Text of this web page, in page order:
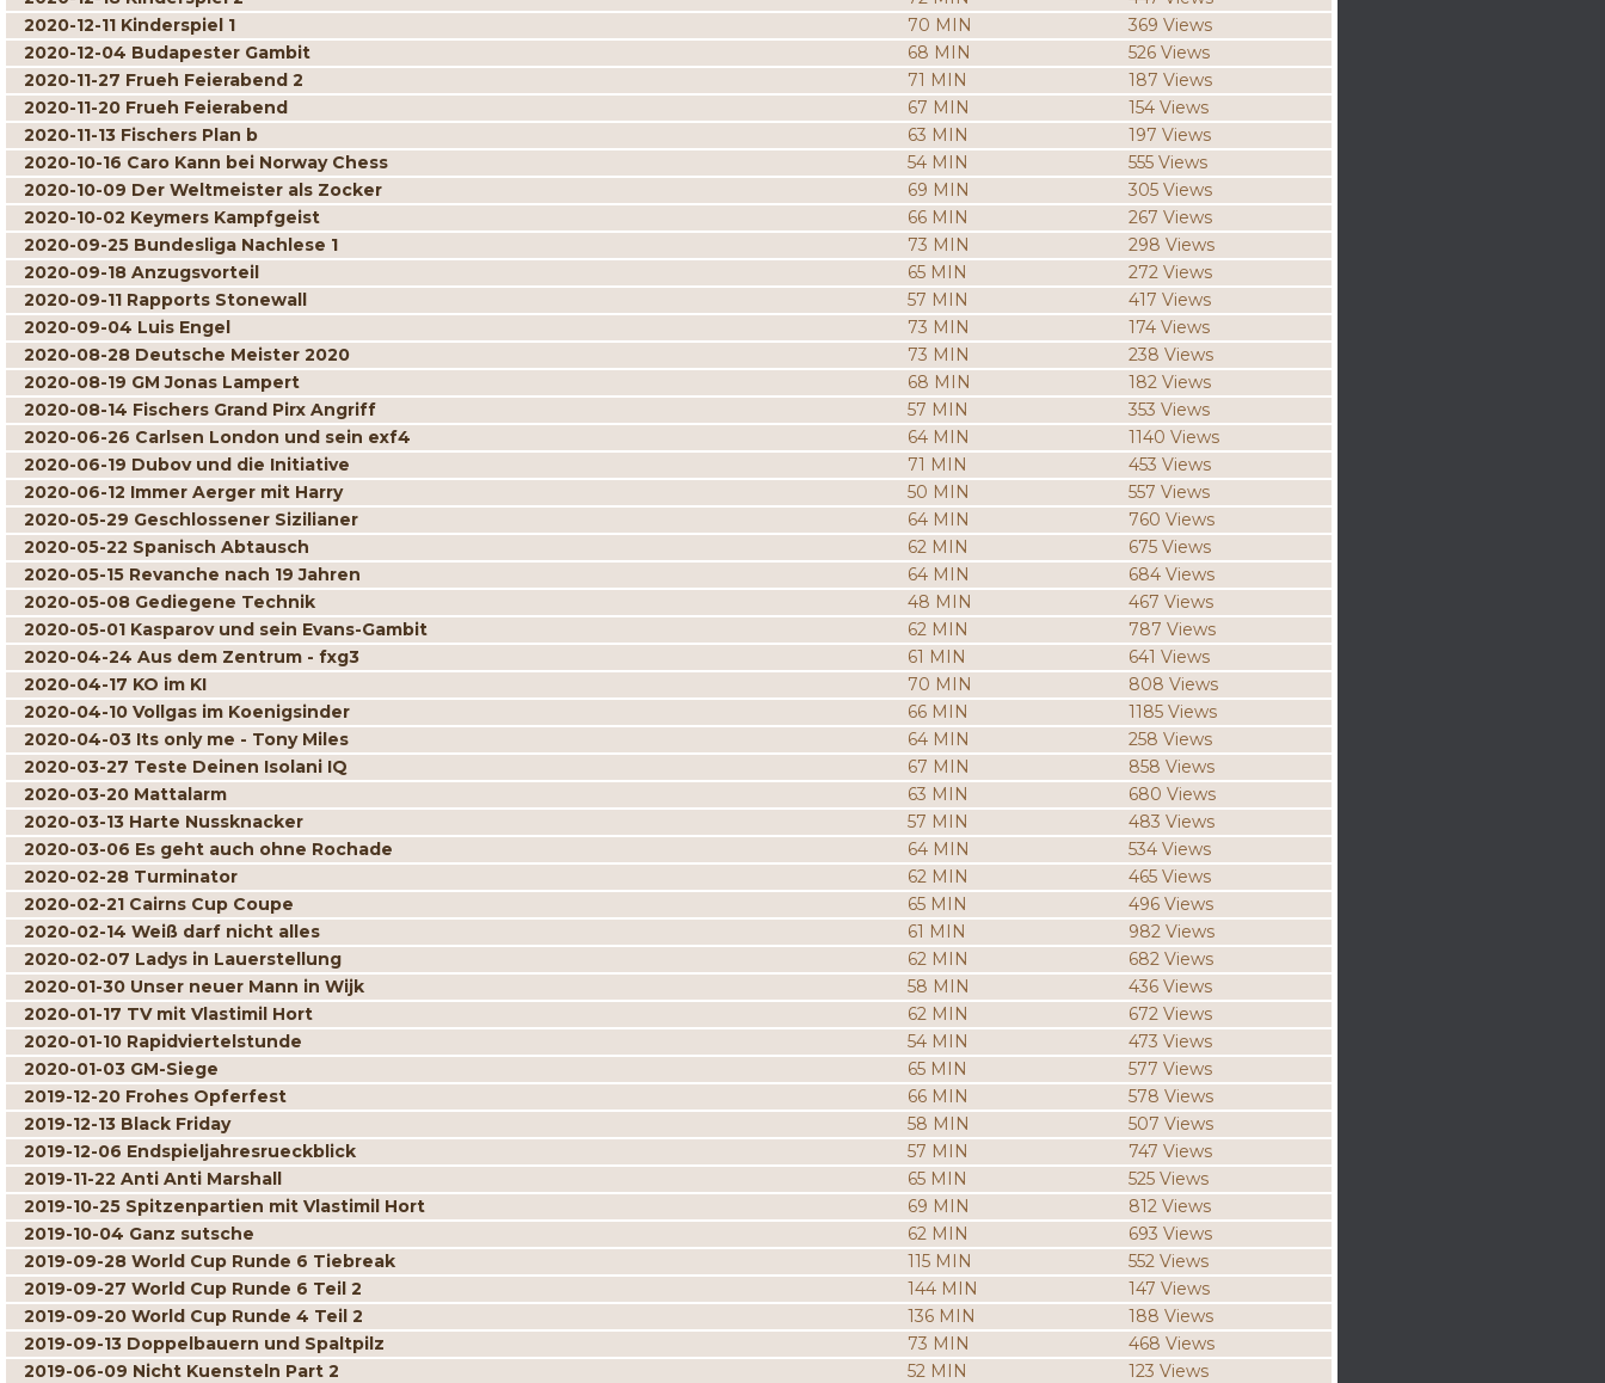
2020-12-11 Kinderspiel 1
70 MIN
369 Views
2020-12-04 Budapester Gambit
68 MIN
526 Views
2020-11-27 Frueh Feierabend 2
71 MIN
187 Views
2020-11-20 Frueh Feierabend
67 MIN
154 Views
2020-11-13 Fischers Plan b
63 MIN
197 Views
2020-10-16 Caro Kann bei Norway Chess
54 MIN
555 Views
2020-10-09 Der Weltmeister als Zocker
69 MIN
305 Views
2020-10-02 Keymers Kampfgeist
66 MIN
267 Views
2020-09-25 Bundesliga Nachlese 1
73 MIN
298 Views
2020-09-18 Anzugsvorteil
65 MIN
272 Views
2020-09-11 Rapports Stonewall
57 MIN
417 Views
2020-09-04 Luis Engel
73 MIN
174 Views
2020-08-28 Deutsche Meister 2020
73 MIN
238 Views
2020-08-19 GM Jonas Lampert
68 MIN
182 Views
2020-08-14 Fischers Grand Pirx Angriff
57 MIN
353 Views
2020-06-26 Carlsen London und sein exf4
64 MIN
1140 Views
2020-06-19 Dubov und die Initiative
71 MIN
453 Views
2020-06-12 Immer Aerger mit Harry
50 MIN
557 Views
2020-05-29 Geschlossener Sizilianer
64 MIN
760 Views
2020-05-22 Spanisch Abtausch
62 MIN
675 Views
2020-05-15 Revanche nach 19 Jahren
64 MIN
684 Views
2020-05-08 Gediegene Technik
48 MIN
467 Views
2020-05-01 Kasparov und sein Evans-Gambit
62 MIN
787 Views
2020-04-24 Aus dem Zentrum - fxg3
61 MIN
641 Views
2020-04-17 KO im KI
70 MIN
808 Views
2020-04-10 Vollgas im Koenigsinder
66 MIN
1185 Views
2020-04-03 Its only me - Tony Miles
64 MIN
258 Views
2020-03-27 Teste Deinen Isolani IQ
67 MIN
858 Views
2020-03-20 Mattalarm
63 MIN
680 Views
2020-03-13 Harte Nussknacker
57 MIN
483 Views
2020-03-06 Es geht auch ohne Rochade
64 MIN
534 Views
2020-02-28 Turminator
62 MIN
465 Views
2020-02-21 Cairns Cup Coupe
65 MIN
496 Views
2020-02-14 Weiß darf nicht alles
61 MIN
982 Views
2020-02-07 Ladys in Lauerstellung
62 MIN
682 Views
2020-01-30 Unser neuer Mann in Wijk
58 MIN
436 Views
2020-01-17 TV mit Vlastimil Hort
62 MIN
672 Views
2020-01-10 Rapidviertelstunde
54 MIN
473 Views
2020-01-03 GM-Siege
65 MIN
577 Views
2019-12-20 Frohes Opferfest
66 MIN
578 Views
2019-12-13 Black Friday
58 MIN
507 Views
2019-12-06 Endspieljahresrueckblick
57 MIN
747 Views
2019-11-22 Anti Anti Marshall
65 MIN
525 Views
2019-10-25 Spitzenpartien mit Vlastimil Hort
69 MIN
812 Views
2019-10-04 Ganz sutsche
62 MIN
693 Views
2019-09-28 World Cup Runde 6 Tiebreak
115 MIN
552 Views
2019-09-27 World Cup Runde 6 Teil 2
144 MIN
147 Views
2019-09-20 World Cup Runde 4 Teil 2
136 MIN
188 Views
2019-09-13 Doppelbauern und Spaltpilz
73 MIN
468 Views
2019-06-09 Nicht Kuensteln Part 2
52 MIN
123 Views